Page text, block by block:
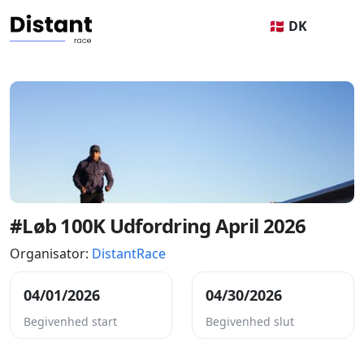
🇩🇰 DK
#Løb 100K Udfordring April 2026
Organisator: DistantRace
04/01/2026
Begivenhed start
04/30/2026
Begivenhed slut